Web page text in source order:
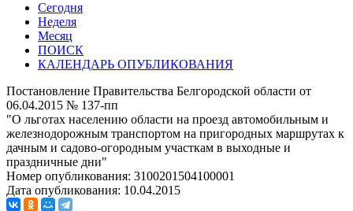
Сегодня
Неделя
Месяц
ПОИСК
КАЛЕНДАРЬ ОПУБЛИКОВАНИЯ
Постановление Правительства Белгородской области от
06.04.2015 № 137-пп
"О льготах населению области на проезд автомобильным и
железнодорожным транспортом на пригородных маршрутах к
дачным и садово-огородным участкам в выходные и
праздничные дни"
Номер опубликования: 3100201504100001
Дата опубликования: 10.04.2015